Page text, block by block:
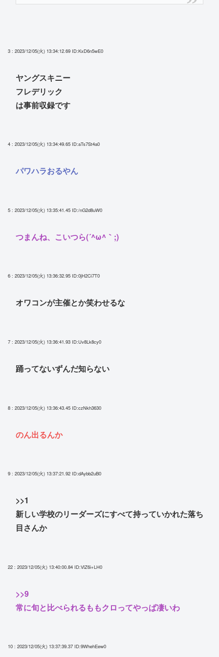
3 : 2023/12/05(火) 13:34:12.69 ID:KxD6n5wE0
ヤングスキニー
フレデリック
は事前収録です
4 : 2023/12/05(火) 13:34:49.65 ID:aTs7St4a0
パワハラおるやん
5 : 2023/12/05(火) 13:35:41.45 ID:/nG2d8uW0
つまんね、こいつら(´^ω^｀;)
6 : 2023/12/05(火) 13:36:32.95 ID:0jH2Ci7T0
オワコンが主催とか笑わせるな
7 : 2023/12/05(火) 13:36:41.93 ID:Uv8Lk8cy0
踊ってないずんだ知らない
8 : 2023/12/05(火) 13:36:43.45 ID:czNkh3630
のん出るんか
9 : 2023/12/05(火) 13:37:21.92 ID:dAybb2uB0
>>1
新しい学校のリーダーズにすべて持っていかれた落ち
目さんか
22 : 2023/12/05(火) 13:40:00.84 ID:VlZ6i+LH0
>>9
常に旬と比べられるももクロってやっぱ凄いわ
10 : 2023/12/05(火) 13:37:39.37 ID:9WhehEew0